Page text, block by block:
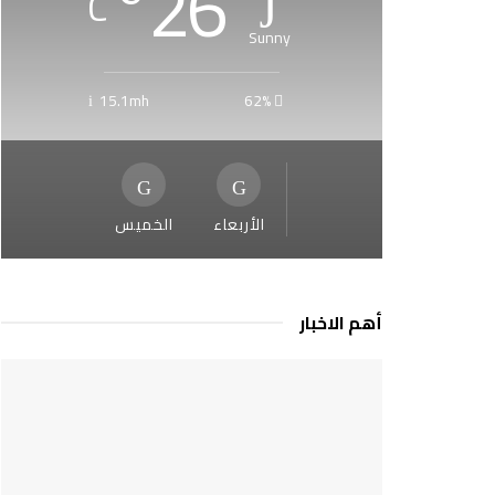
Sunny
62%
15.1mh
الأربعاء الخميس
أهم الاخبار